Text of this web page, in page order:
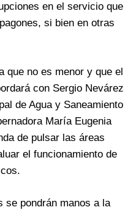
en el servicio que
si bien en otras
que no es menor y que el
con Sergio Nevárez
de Agua y Saneamiento
María Eugenia
de pulsar las áreas
el funcionamiento de
se pondrán manos a la